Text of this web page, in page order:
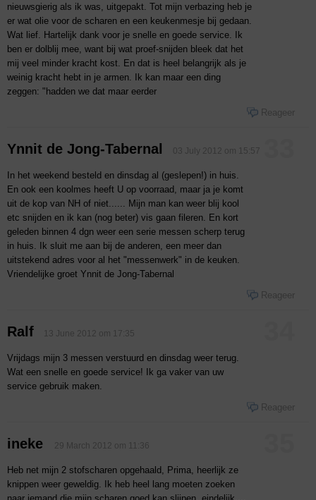
nieuwsgierig als ik was, uitgepakt. Tot mijn verbazing heb je
er wat olie voor de scharen en een keukenmesje bij gedaan.
Wat lief. Hartelijk dank voor je snelle en goede service. Ik
ben er dolblij mee, want bij wat proef-snijden bleek dat het
mij veel minder kracht kost. En dat is heel belangrijk als je
weinig kracht hebt in je armen. Ik kan maar een ding
zeggen: "hadden we dat maar eerder
Reageer
Ynnit de Jong-Tabernal 03 July 2012 om 15:57
In het weekend besteld en dinsdag al (geslepen!) in huis.
En ook een koolmes heeft U op voorraad, maar ja je komt
uit de kop van NH of niet...... Mijn man kan weer blij kool
etc snijden en ik kan (nog beter) vis gaan fileren. En kort
geleden binnen 4 dgn weer een serie messen scherp terug
in huis. Ik sluit me aan bij de anderen, een meer dan
uitstekend adres voor al het "messenwerk" in de keuken.
Vriendelijke groet Ynnit de Jong-Tabernal
Reageer
Ralf 13 June 2012 om 17:35
Vrijdags mijn 3 messen verstuurd en dinsdag weer terug.
Wat een snelle en goede service! Ik ga vaker van uw
service gebruik maken.
Reageer
ineke 29 March 2012 om 11:36
Heb net mijn 2 stofscharen opgehaald, Prima, heerlijk ze
knippen weer geweldig. Ik heb heel lang moeten zoeken